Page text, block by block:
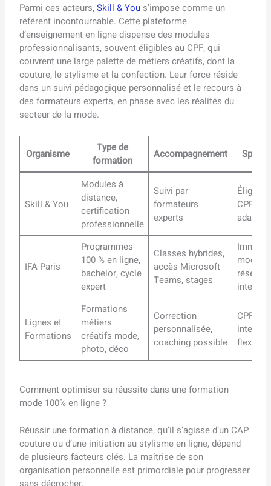
Parmi ces acteurs,Skill & You s’impose comme un
référent incontournable. Cette plateforme
d’enseignement en ligne dispense des modules
professionnalisants, souvent éligibles au CPF, qui
couvrent une large palette de métiers créatifs, dont la
couture, le stylisme et la confection. Leur force réside
dans un suivi pédagogique personnalisé et le recours à
des formateurs experts, en phase avec les réalités du
secteur de la mode.
Organisme
Type de
formation
Accompagnement
Skill & You
Modules à
distance,
certification
professionnelle
Suivi par
formateurs
experts
CPF,
adaptés
IFA Paris
Programmes
100 % en ligne,
bachelor, cycle
expert
Classes hybrides,
accès Microsoft
Teams, stages
mode à
réseaux
Lignes et
Formations
Formations
métiers
créatifs mode,
photo, déco
Correction
personnalisée,
coaching possible
CPF,
Comment optimiser sa réussite dans une formation
mode 100% en ligne ?
Réussir une formation à distance, qu’il s’agisse d’un CAP
couture ou d’une initiation au stylisme en ligne, dépend
de plusieurs facteurs clés. La maîtrise de son
organisation personnelle est primordiale pour progresser